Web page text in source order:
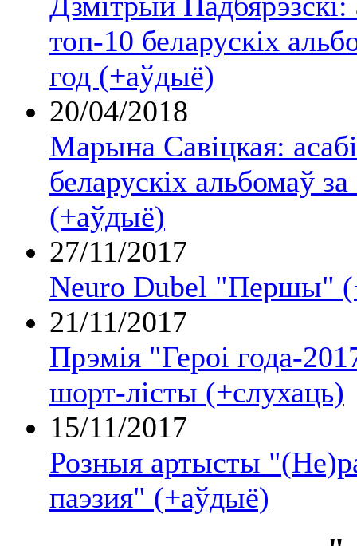
топ-10 беларускіх
год (+аўдыё)
20/04/2018
Марына Савіцкая:
беларускіх альбомаў
(+аўдыё)
27/11/2017
Neuro Dubel "Першы"
21/11/2017
Прэмія "Героі года-
шорт-лісты (+слухаць)
15/11/2017
Розныя артысты
паэзия" (+аўдыё)